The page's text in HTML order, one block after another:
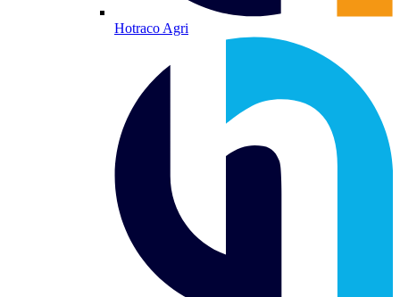
Hotraco Agri